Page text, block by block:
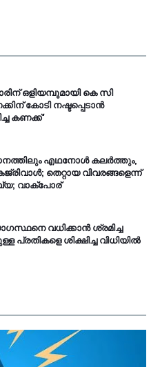
ഒളിയമ്പുമായി കെ സി
കോടി നഷ്ടപ്പെടാൻ
കണക്ക്'
എഥനോൾ കലർത്തും,
തെറ്റായ വിവരങ്ങളെന്ന്
വാക്പോര്
വധിക്കാൻ ശ്രമിച്ച
പ്രതികളെ ശിക്ഷിച്ച വിധിയിൽ